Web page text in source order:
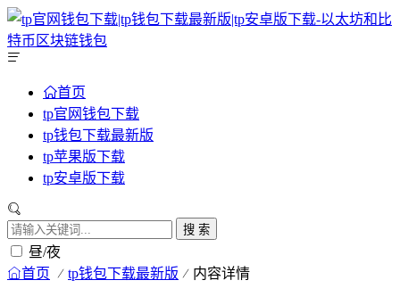
首页
tp官网钱包下载
tp钱包下载最新版
tp苹果版下载
tp安卓版下载
搜 索
昼/夜
首页 tp钱包下载最新版 内容详情